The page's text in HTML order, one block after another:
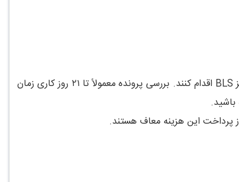
برای سفر به اسپانیا، ایرانیان نیاز به دریافت ویزای کوتاه مدت شنگن دارند که باید از طریق سفارت اسپانیا یا کارگزار رسمی آن در ایران مانند مرکز BLS اقدام کنند. بررسی پرونده معمولاً تا ۲۱ روز کاری زمان